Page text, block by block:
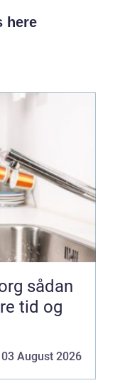
here
tid og
03 August 2026